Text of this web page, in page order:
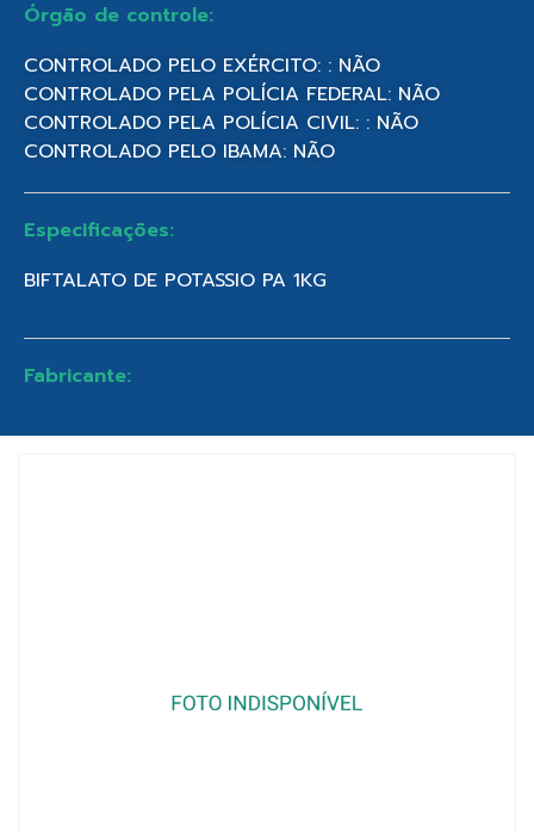
Órgão de controle:
CONTROLADO PELO EXÉRCITO: : NÃO
CONTROLADO PELA POLÍCIA FEDERAL: NÃO
CONTROLADO PELA POLÍCIA CIVIL: : NÃO
CONTROLADO PELO IBAMA: NÃO
Especificações:
BIFTALATO DE POTASSIO PA 1KG
Fabricante: